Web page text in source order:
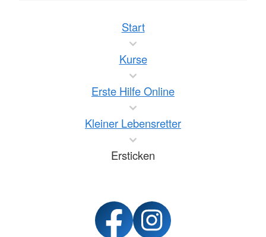
Start
Kurse
Erste Hilfe Online
Kleiner Lebensretter
Ersticken